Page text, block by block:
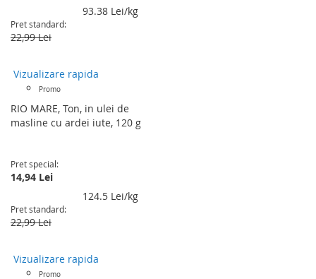
93.38 Lei/kg
Pret standard
22,99 Lei
Vizualizare rapida
Promo
RIO MARE, Ton, in ulei de
masline cu ardei iute, 120 g
Pret special
14,94 Lei
124.5 Lei/kg
Pret standard
22,99 Lei
Vizualizare rapida
Promo